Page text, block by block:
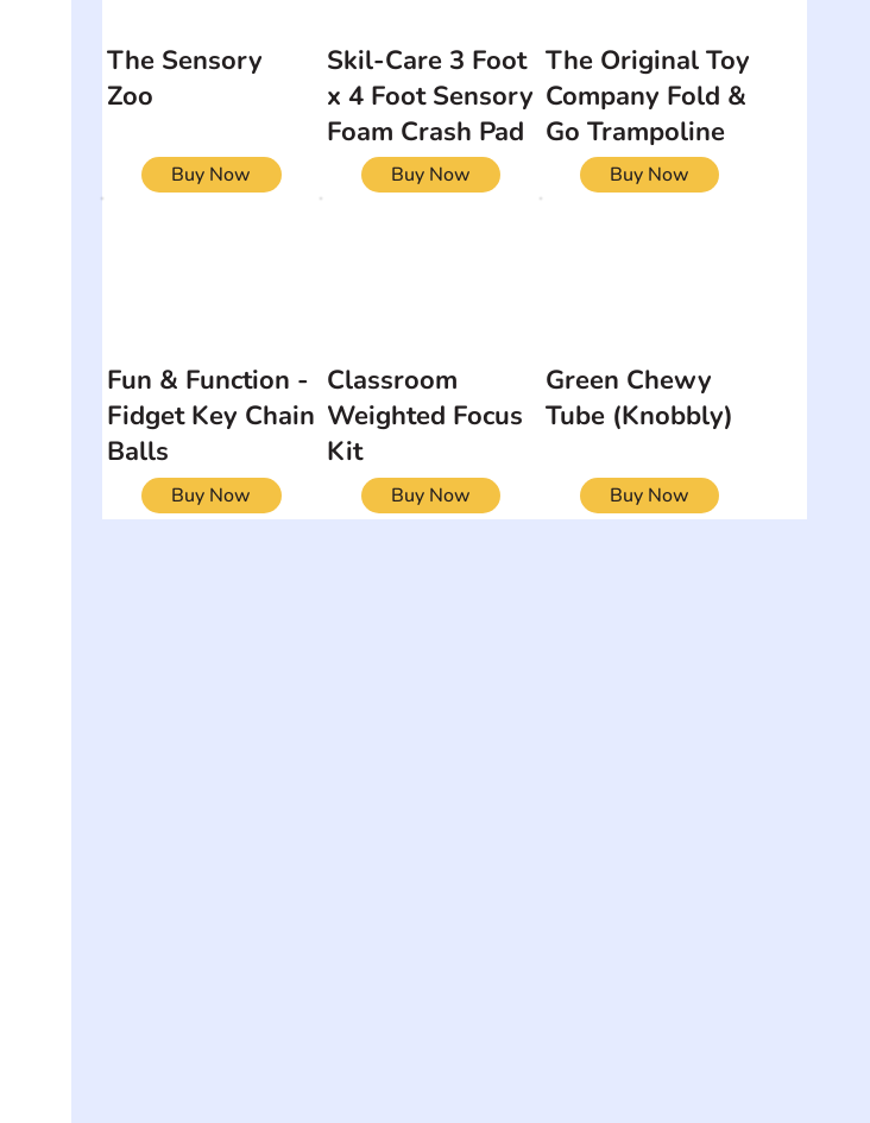
The Sensory
Zoo
Buy Now
Skil-Care 3 Foot
x 4 Foot Sensory
Foam Crash Pad
Buy Now
The Original Toy
Company Fold &
Go Trampoline
Buy Now
Fun & Function -
Fidget Key Chain
Balls
Buy Now
Classroom
Weighted Focus
Kit
Buy Now
Green Chewy
Tube (Knobbly)
Buy Now